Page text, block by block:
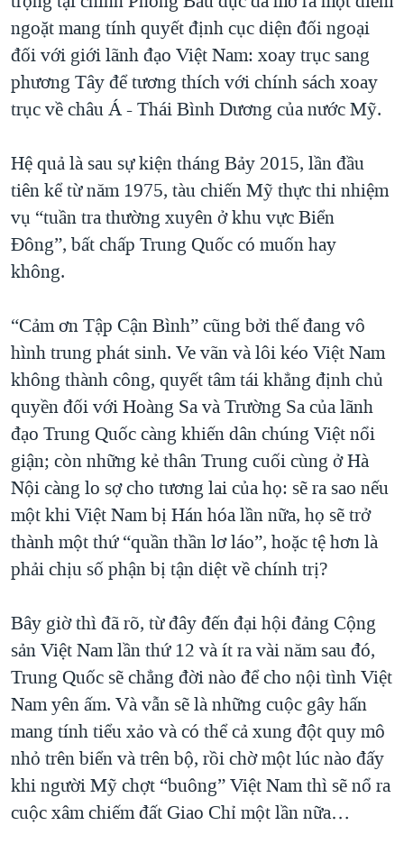
ngoặt mang tính quyết định cục diện đối ngoại
đối với giới lãnh đạo Việt Nam: xoay trục sang
phương Tây để tương thích với chính sách xoay
trục về châu Á - Thái Bình Dương của nước Mỹ.
Hệ quả là sau sự kiện tháng Bảy 2015, lần đầu
tiên kể từ năm 1975, tàu chiến Mỹ thực thi nhiệm
vụ “tuần tra thường xuyên ở khu vực Biển
Đông”, bất chấp Trung Quốc có muốn hay
không.
“Cảm ơn Tập Cận Bình” cũng bởi thế đang vô
hình trung phát sinh. Ve vãn và lôi kéo Việt Nam
không thành công, quyết tâm tái khẳng định chủ
quyền đối với Hoàng Sa và Trường Sa của lãnh
đạo Trung Quốc càng khiến dân chúng Việt nổi
giận; còn những kẻ thân Trung cuối cùng ở Hà
Nội càng lo sợ cho tương lai của họ: sẽ ra sao nếu
một khi Việt Nam bị Hán hóa lần nữa, họ sẽ trở
thành một thứ “quần thần lơ láo”, hoặc tệ hơn là
phải chịu số phận bị tận diệt về chính trị?
Bây giờ thì đã rõ, từ đây đến đại hội đảng Cộng
sản Việt Nam lần thứ 12 và ít ra vài năm sau đó,
Trung Quốc sẽ chẳng đời nào để cho nội tình Việt
Nam yên ấm. Và vẫn sẽ là những cuộc gây hấn
mang tính tiểu xảo và có thể cả xung đột quy mô
nhỏ trên biển và trên bộ, rồi chờ một lúc nào đấy
khi người Mỹ chợt “buông” Việt Nam thì sẽ nổ ra
cuộc xâm chiếm đất Giao Chỉ một lần nữa…